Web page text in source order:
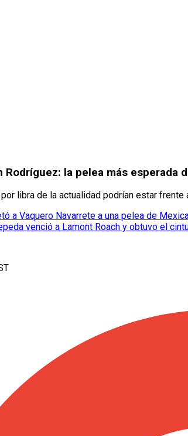
Rodríguez: la pelea más esperada
libra de la actualidad podrían estar frente
a Vaquero Navarrete a una pelea de
venció a Lamont Roach y obtuvo el